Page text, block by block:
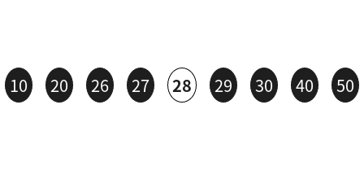
10 20 26 27 28 29 30 40 50